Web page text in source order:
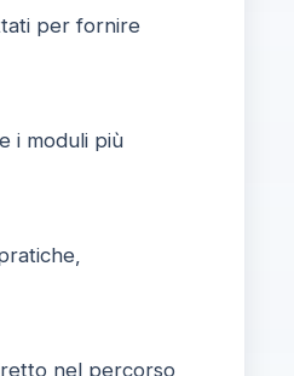
per fornire
i moduli più
nel percorso